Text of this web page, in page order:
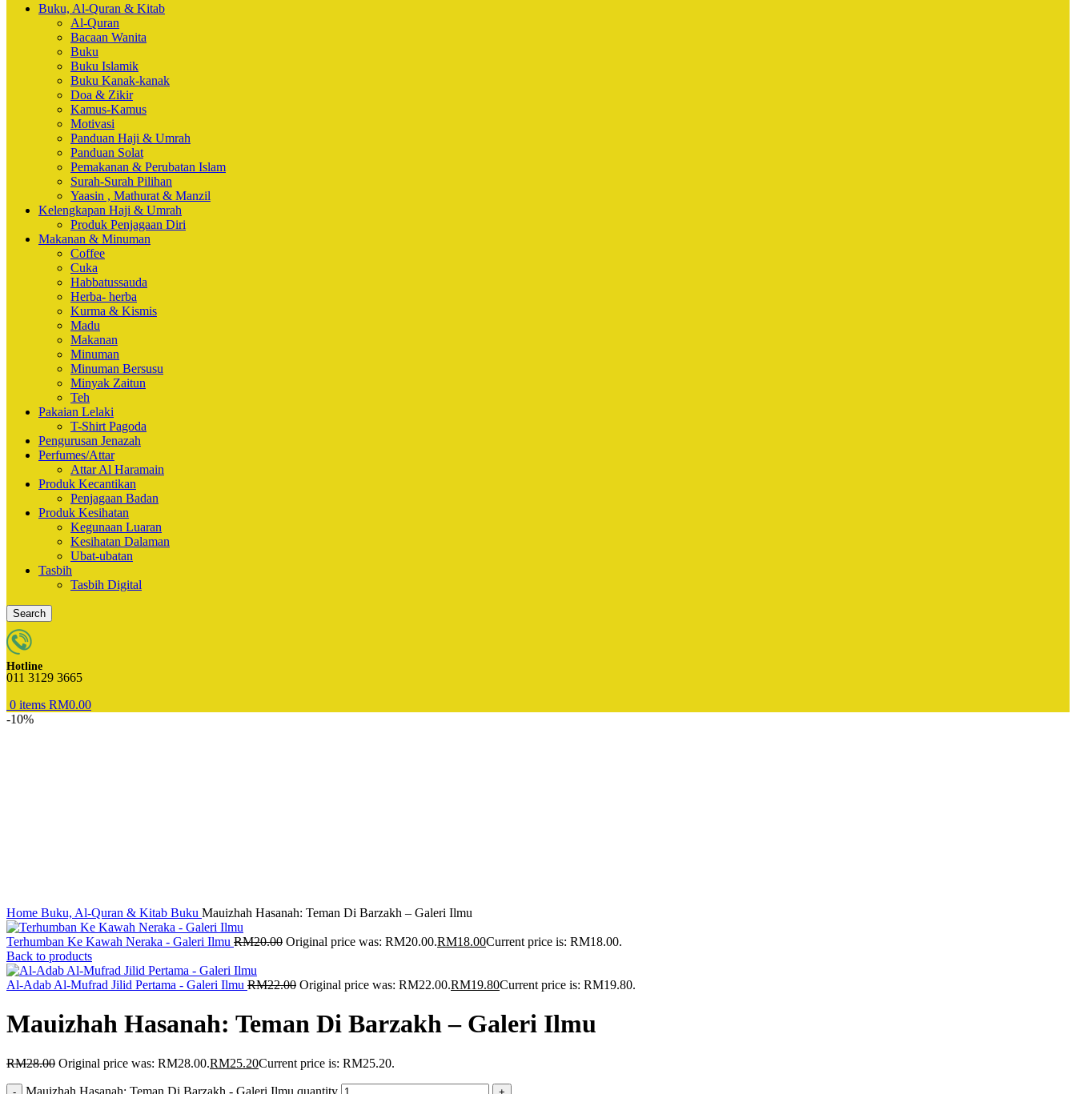
Buku, Al-Quran & Kitab
Al-Quran
Bacaan Wanita
Buku
Buku Islamik
Buku Kanak-kanak
Doa & Zikir
Kamus-Kamus
Motivasi
Panduan Haji & Umrah
Panduan Solat
Pemakanan & Perubatan Islam
Surah-Surah Pilihan
Yaasin , Mathurat & Manzil
Kelengkapan Haji & Umrah
Produk Penjagaan Diri
Makanan & Minuman
Coffee
Cuka
Habbatussauda
Herba- herba
Kurma & Kismis
Madu
Makanan
Minuman
Minuman Bersusu
Minyak Zaitun
Teh
Pakaian Lelaki
T-Shirt Pagoda
Pengurusan Jenazah
Perfumes/Attar
Attar Al Haramain
Produk Kecantikan
Penjagaan Badan
Produk Kesihatan
Kegunaan Luaran
Kesihatan Dalaman
Ubat-ubatan
Tasbih
Tasbih Digital
Search
Hotline
011 3129 3665
0 items RM0.00
-10%
Home Buku, Al-Quran & Kitab Buku Mauizhah Hasanah: Teman Di Barzakh – Galeri Ilmu
Terhumban Ke Kawah Neraka - Galeri Ilmu RM20.00 Original price was: RM20.00.RM18.00Current price is: RM18.00.
Back to products
Al-Adab Al-Mufrad Jilid Pertama - Galeri Ilmu RM22.00 Original price was: RM22.00.RM19.80Current price is: RM19.80.
Mauizhah Hasanah: Teman Di Barzakh – Galeri Ilmu
RM28.00 Original price was: RM28.00.RM25.20Current price is: RM25.20.
Mauizhah Hasanah: Teman Di Barzakh - Galeri Ilmu quantity